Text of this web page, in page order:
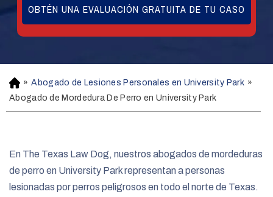
H
o
m
» Abogado de Lesiones Personales en University Park »
Abogado de Mordedura De Perro en University Park
En The Texas Law Dog, nuestros abogados de mordeduras
de perro en University Park representan a personas
lesionadas por perros peligrosos en todo el norte de Texas.